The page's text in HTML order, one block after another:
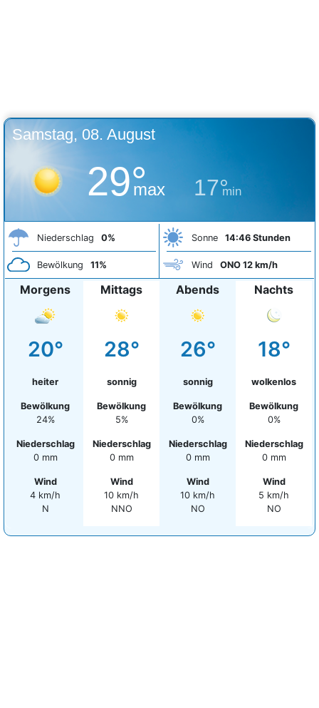
Samstag, 08. August
29°
max 17°
min
Niederschlag 0%
Bewölkung 11%
Sonne 14:46 Stunden
Wind ONO 12 km/h
Morgens
20°
heiter
Bewölkung
24%
Niederschlag
0 mm
Wind
4 km/h
N
Mittags
28°
sonnig
Bewölkung
5%
Niederschlag
0 mm
Wind
10 km/h
NNO
Abends
26°
sonnig
Bewölkung
0%
Niederschlag
0 mm
Wind
10 km/h
NO
Nachts
18°
wolkenlos
Bewölkung
0%
Niederschlag
0 mm
Wind
5 km/h
NO